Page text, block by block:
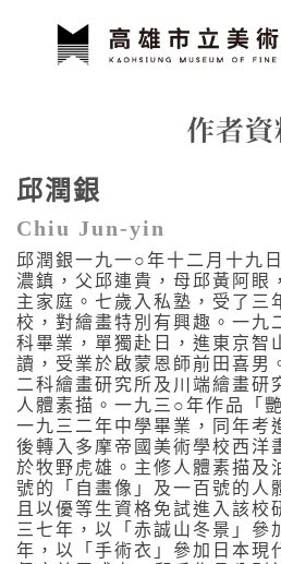
高雄市立美
網頁導覽
:::
邱潤銀
Chiu Jun-yin
邱潤銀一九一○年十二月十九
濃鎮，父邱連貴，母邱黃阿眼
主家庭。七歲入私塾，受了三
校，對繪畫特別有興趣。一九
科畢業，單獨赴日，進東京智
讀，受業於啟蒙恩師前田喜男
二科繪畫研究所及川端繪畫研
人體素描。一九三○年作品「
一九三二年中學畢業，同年考
後轉入多摩帝國美術學校西洋
於牧野虎雄。主修人體素描及
號的「自畫像」及一百號的人
且以優等生資格免試進入該校
三七年，以「赤誠山冬景」參
年，以「手術衣」參加日本現